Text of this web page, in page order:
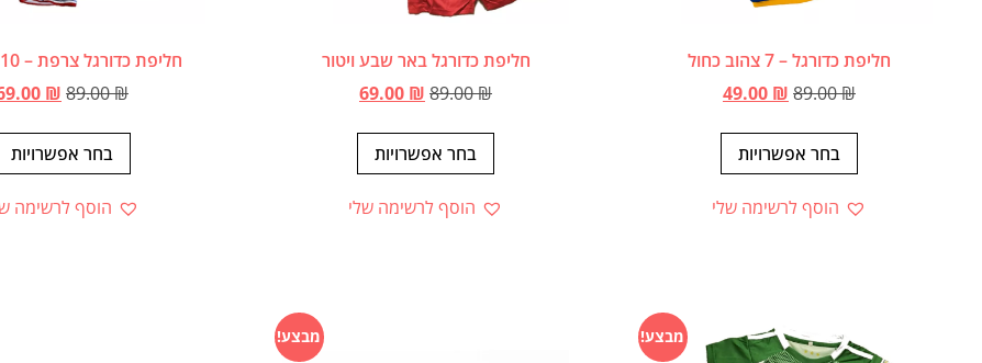
חליפת כדורגל – 7 צהוב כחול
89.00₪
49.00 ₪
בחר אפשרויות
הוסף לרשימה שלי
חליפת כדורגל באר שבע ויטור
89.00₪
69.00 ₪
בחר אפשרויות
הוסף לרשימה שלי
חליפת כדורגל צרפת – 10 אמבפה
89.00₪
₪
בחר אפשרויות
הוסף לרשימה
מבצע! מבצע!